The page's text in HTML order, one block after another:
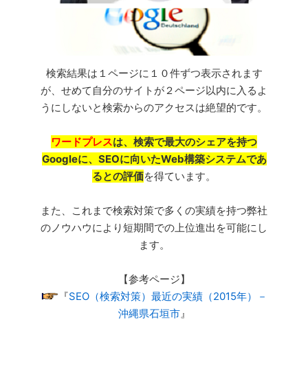
検索結果は１ページに１０件ずつ表示されます
が、せめて自分のサイトが２ページ以内に入るよ
うにしないと検索からのアクセスは絶望的です。
ワードプレスは、検索で最大のシェアを持つ
Googleに、SEOに向いたWeb構築システムであ
るとの評価を得ています。
また、これまで検索対策で多くの実績を持つ弊社
のノウハウにより短期間での上位進出を可能にし
ます。
【参考ページ】
『SEO（検索対策）最近の実績（2015年）－
沖縄県石垣市』